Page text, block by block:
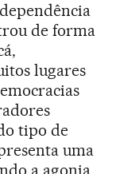
de forma
lugares
tipo de
uma
a agonia